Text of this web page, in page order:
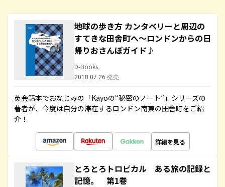
地球の歩き方 カンタベリーと周辺の
すてきな田舎町へ～ロンドンからの日
帰りおさんぽガイド♪
D-Books
2018.07.26 発売
英会話本でおなじみの「Kayoの“秘密のノート”」シリーズの
著者が、今度は自分の滞在するロンドン南東の田舎町をご紹
介！
詳細を見る
とろとろトロピカル ある旅の記録と
記憶。 第1巻